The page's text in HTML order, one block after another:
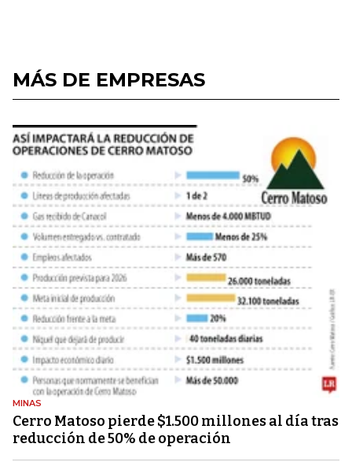
MÁS DE EMPRESAS
MINAS
Cerro Matoso pierde $1.500 millones al día tras
reducción de 50% de operación